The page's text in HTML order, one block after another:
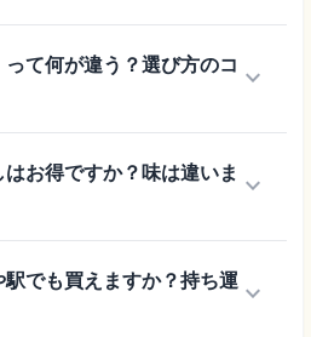
て何が違う？選び方のコ keyboard_arrow_down
お得ですか？味は違いま keyboard_arrow_down
でも買えますか？持ち運 keyboard_arrow_down